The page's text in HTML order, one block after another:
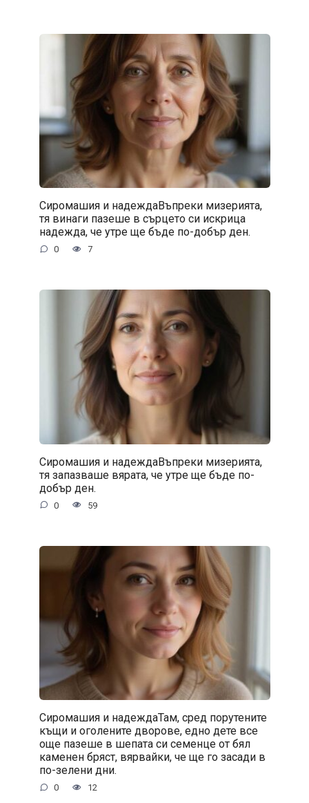
Сиромашия и надеждаВъпреки мизерията,
тя винаги пазеше в сърцето си искрица
надежда, че утре ще бъде по-добър ден.
0 7
Сиромашия и надеждаВъпреки мизерията,
тя запазваше вярата, че утре ще бъде по-
добър ден.
0 59
Сиромашия и надеждаТам, сред порутените
къщи и оголените дворове, едно дете все
още пазеше в шепата си семенце от бял
каменен бряст, вярвайки, че ще го засади в
по-зелени дни.
0 12